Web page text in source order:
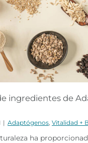
ingredientes de
| Adaptógenos Vitalidad +
ha